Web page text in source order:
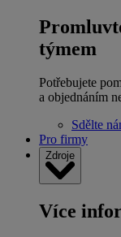
týmem
Potřebujete
a objednáním
Sdělte
Pro firmy
Zdroje
Více